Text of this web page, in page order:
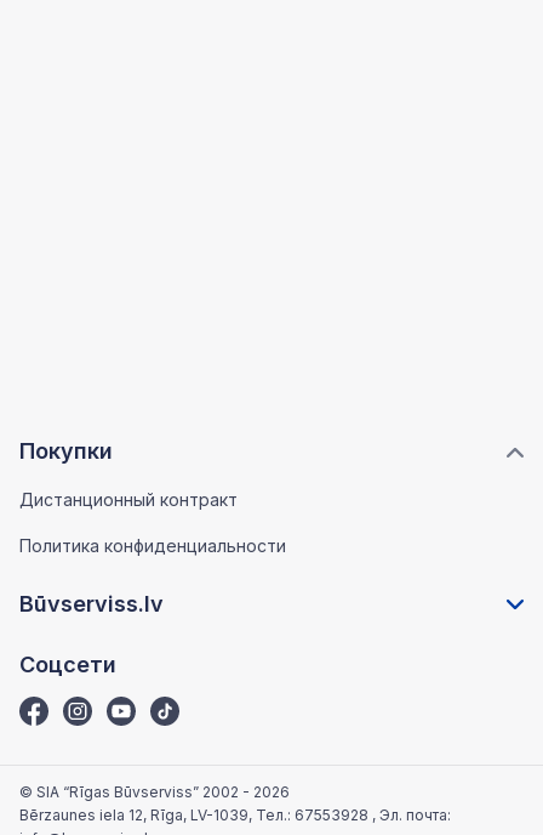
Покупки
Дистанционный контракт
Политика конфиденциальности
Būvserviss.lv
Соцсети
© SIA “Rīgas Būvserviss” 2002 - 2026
Bērzaunes iela 12, Rīga, LV-1039, Тел.: 67553928 , Эл. почта: